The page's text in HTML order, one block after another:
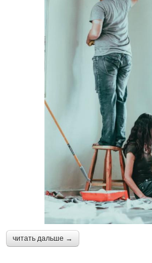
читать дальше →